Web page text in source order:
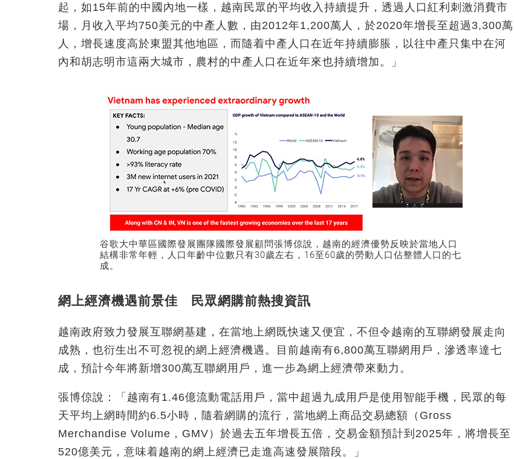
起，如15年前的中國內地一樣，越南民眾的平均收入持續提升，透過人口紅利刺激消費市
場，月收入平均750美元的中產人數，由2012年1,200萬人，於2020年增長至超過3,300萬
人，增長速度高於東盟其他地區，而隨着中產人口在近年持續膨脹，以往中產只集中在河
內和胡志明市這兩大城市，農村的中產人口在近年來也持續增加。」
谷歌大中華區國際發展團隊國際發展顧問張博倞說，越南的經濟優勢反映於當地人口
結構非常年輕，人口年齡中位數只有30歲左右，16至60歲的勞動人口佔整體人口的七
成。
網上經濟機遇前景佳 民眾網購前熱搜資訊
越南政府致力發展互聯網基建，在當地上網既快速又便宜，不但令越南的互聯網發展走向
成熟，也衍生出不可忽視的網上經濟機遇。目前越南有6,800萬互聯網用戶，滲透率達七
成，預計今年將新增300萬互聯網用戶，進一步為網上經濟帶來動力。
張博倞說：「越南有1.46億流動電話用戶，當中超過九成用戶是使用智能手機，民眾的每
天平均上網時間約6.5小時，隨着網購的流行，當地網上商品交易總額（Gross
Merchandise Volume，GMV）於過去五年增長五倍，交易金額預計到2025年，將增長至
520億美元，意味着越南的網上經濟已走進高速發展階段。」